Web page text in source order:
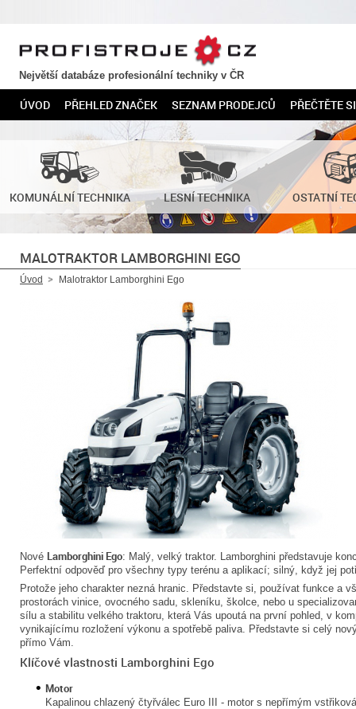
PROFISTROJE.CZ
Největší databáze profesionální techniky v ČR
ÚVOD PŘEHLED ZNAČEK SEZNAM PRODEJCŮ PŘEČTĚTE SI
KOMUNÁLNÍ TECHNIKA LESNÍ TECHNIKA OSTATNÍ
MALOTRAKTOR LAMBORGHINI EGO
Úvod Malotraktor Lamborghini Ego
Nové Lamborghini Ego: Malý, velký traktor. Lamborghini představuje
Perfektní odpověď pro všechny typy terénu a aplikací; silný, když jej
Protože jeho charakter nezná hranic. Představte si, používat funkce a
prostorách vinice, ovocného sadu, skleníku, školce, nebo u
sílu a stabilitu velkého traktoru, která Vás upoutá na první pohled, v
vynikajícímu rozložení výkonu a spotřebě paliva. Představte si celý
přímo Vám.
Klíčové vlastnosti Lamborghini Ego
Motor
Kapalinou chlazený čtyřválec Euro III - motor s nepřímým